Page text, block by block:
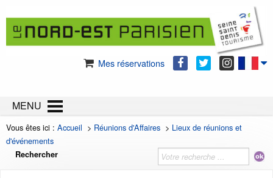
Mes réservations
MENU
Vous êtes ici : Accueil > Réunions d'Affaires > Lieux de réunions et
d'événements
Rechercher